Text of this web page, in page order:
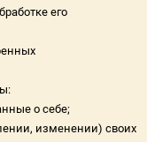
его
о себе;
изменении) своих